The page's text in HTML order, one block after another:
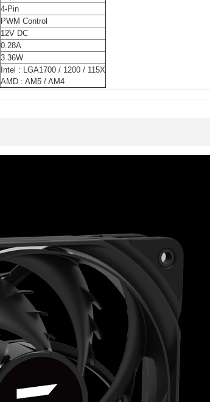
4-Pin
PWM Control
12V DC
0.28A
3.36W
Intel : LGA1700 / 1200 / 115X
AMD : AM5 / AM4